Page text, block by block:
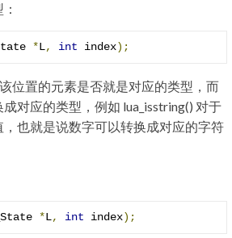
*L, int index);
位置的元素是否就是对应的类型，而
对应的类型，例如 lua_isstring() 对于
也就是说数字可以转换成对应的字符
*L, int index);